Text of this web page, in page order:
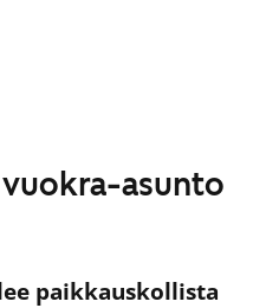
asunto
paikkauskollista